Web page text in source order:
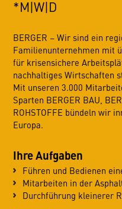
*M|W|D
BERGER – Wir sind ein
Familienunternehmen mit
für krisensichere
nachhaltiges Wirtschaften
Mit unseren 3.000
Sparten BERGER BAU,
ROHSTOFFE bündeln wir
Europa.
Ihre Aufgaben
Führen und Bedienen
Mitarbeiten in der
Durchführung kleinerer